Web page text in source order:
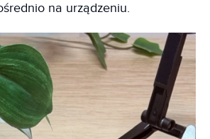
na urządzeniu.